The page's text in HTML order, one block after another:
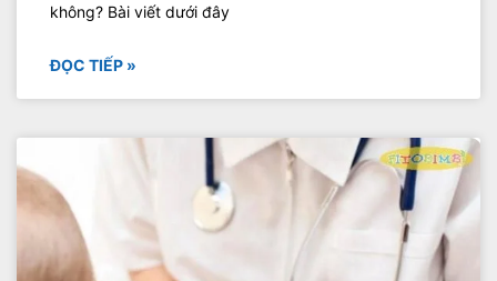
không? Bài viết dưới đây
ĐỌC TIẾP »